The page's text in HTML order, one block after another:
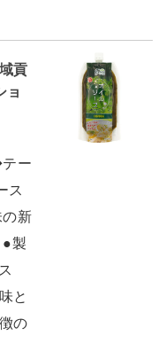
貢
ョ
ー
ス
新
製
と
の